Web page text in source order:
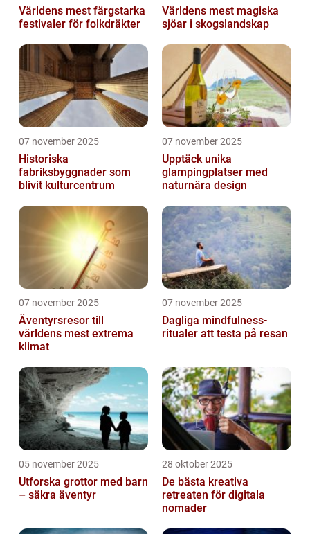
Världens mest färgstarka
festivaler för folkdräkter
Världens mest magiska
sjöar i skogslandskap
07 november 2025
Historiska
fabriksbyggnader som
blivit kulturcentrum
07 november 2025
Upptäck unika
glampingplatser med
naturnära design
07 november 2025
Äventyrsresor till
världens mest extrema
klimat
07 november 2025
Dagliga mindfulness-
ritualer att testa på resan
05 november 2025
Utforska grottor med barn
– säkra äventyr
28 oktober 2025
De bästa kreativa
retreaten för digitala
nomader